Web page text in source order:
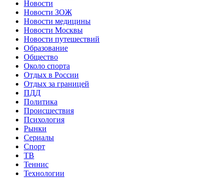
Новости
Новости ЗОЖ
Новости медицины
Новости Москвы
Новости путешествий
Образование
Общество
Около спорта
Отдых в России
Отдых за границей
ПДД
Политика
Происшествия
Психология
Рынки
Сериалы
Спорт
ТВ
Теннис
Технологии